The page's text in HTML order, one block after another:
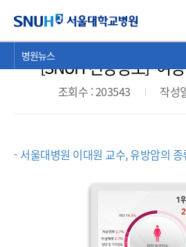
현
재
병원뉴스
병원뉴스
[SNUH 건강정보] ‘여
조회수 : 203543 작성
- 서울대병원 이대원 교수, 유방암의